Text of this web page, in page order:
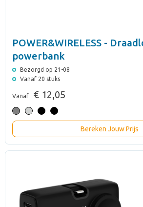
POWER&WIRELESS -
powerbank
Bezorgd op 21-08
Vanaf 20 stuks
Vanaf € 12,05
Bereken Jouw Prijs